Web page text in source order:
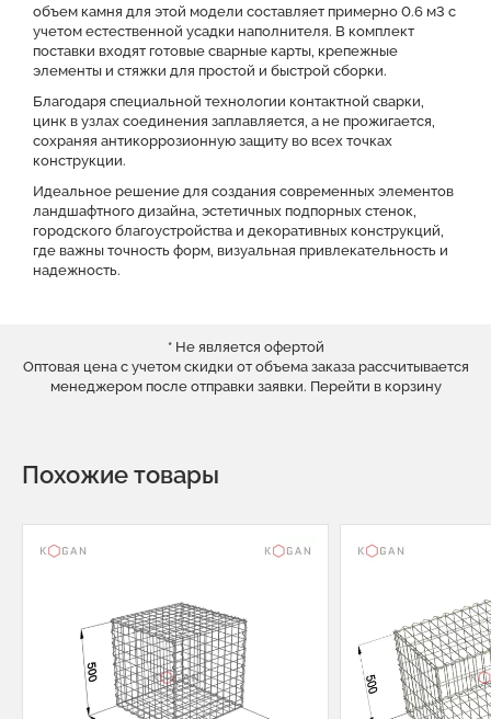
объем камня для этой модели составляет примерно 0.6 м3 с
учетом естественной усадки наполнителя. В комплект
поставки входят готовые сварные карты, крепежные
элементы и стяжки для простой и быстрой сборки.
Благодаря специальной технологии контактной сварки,
цинк в узлах соединения заплавляется, а не прожигается,
сохраняя антикоррозионную защиту во всех точках
конструкции.
Идеальное решение для создания современных элементов
ландшафтного дизайна, эстетичных подпорных стенок,
городского благоустройства и декоративных конструкций,
где важны точность форм, визуальная привлекательность и
надежность.
* Не является офертой
Оптовая цена с учетом скидки от объема заказа рассчитывается
менеджером после отправки заявки. Перейти в корзину
Похожие товары